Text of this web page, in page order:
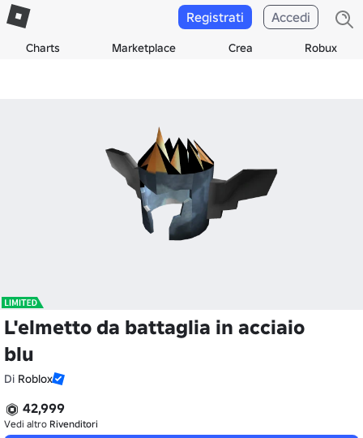
Charts Marketplace Crea Robux
Registrati Accedi
L'elmetto da battaglia in acciaio
blu
Di Roblox
42,999
Vedi altro Rivenditori